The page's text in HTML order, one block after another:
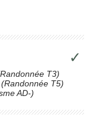
✓
T3)
(Randonnée T5)
AD-)